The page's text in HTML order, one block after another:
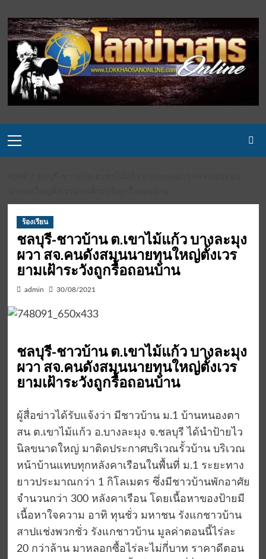
to
content
Menu
ร้องเรียน
ชลบุรี-ชาวบ้าน ต.เขาไม้แก้ว บางละมุง
ผวา สจ.คนดังสมุนนายทุนใหญ่ตั้งเวร
ยามเฝ้าระวังถูกรื้อถอนบ้าน
admin 30/08/2021
ชลบุรี-ชาวบ้าน ต.เขาไม้แก้ว บางละมุง
ผวา สจ.คนดังสมุนนายทุนใหญ่ตั้งเวร
ยามเฝ้าระวังถูกรื้อถอนบ้าน
ผู้สื่อข่าวได้รับแจ้งว่า มีชาวบ้าน ม.1 บ้านหนองตา
สน ต.เขาไม้แก้ว อ.บางละมุง จ.ชลบุรี ได้นำป้ายไว
นิลขนาดใหญ่ มาติดประกาศบริเวณรั้วบ้าน บริเวณ
หน้าบ้านแทบทุกหลังคาเรือนในพื้นที่ ม.1 ระยะทาง
ยาวประมาณกว่า 1 กิโลเมตร ซึ่งมีชาวบ้านพักอาศัย
จำนวนกว่า 300 หลังคาเรือน โดยเนื้อหาของป้ายมี
เนื้อหาใจความ อาทิ ทุนชั่ว มหาชน รังแกชาวบ้าน
สาปแช่งพวกชั่ว รังแกชาวบ้าน มูลค่าตอนนี้ไร่ละ
20 กว่าล้าน มาหลอกซื้อไร่ละไม่กี่บาท ราคาดีตอน